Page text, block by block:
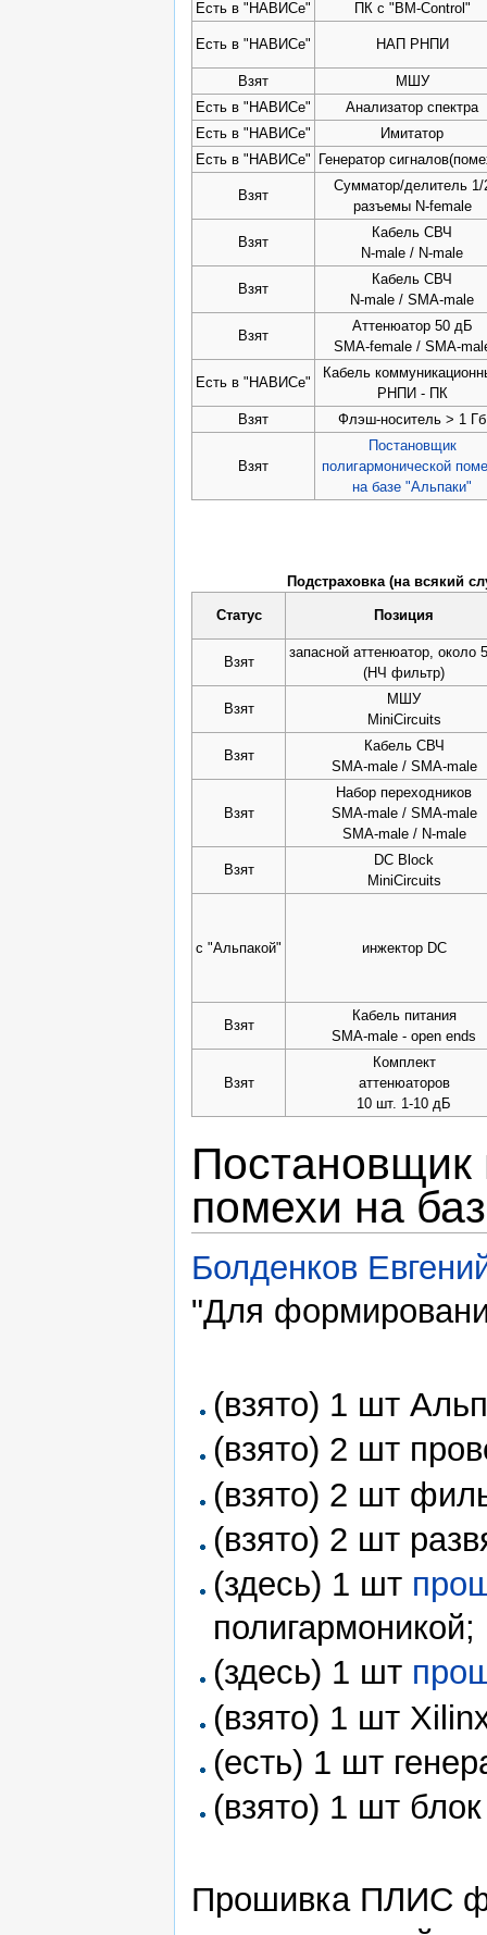
Есть в "НАВИСе"
ПК с "BM-Control"
Есть в "НАВИСе" НАП РНПИ
Взят
МШУ
Есть в "НАВИСе"
Анализатор спектра
Есть в "НАВИСе"
Имитатор
Есть в "НАВИСе"
Генератор
Взят
Сумматор/делитель 1/
разъемы N-female
Взят
Кабель СВЧ
N-male / N-male
Взят
Кабель СВЧ
N-male / SMA-male
Взят
Аттенюатор 50 дБ
SMA-female / SMA-
Есть в "НАВИСе"
Кабель
РНПИ - ПК
Взят
Флэш-носитель > 1 Гб
Взят
Постановщик
полигармонической
на базе "Альпаки"
Подстраховка (на всякий
Статус Позиция
Взят
запасной аттенюатор, около
(НЧ фильтр)
Взят
МШУ
MiniCircuits
Взят
Кабель СВЧ
SMA-male / SMA-male
Взят
Набор переходников
SMA-male / SMA-male
SMA-male / N-male
Взят
DC Block
MiniCircuits
с "Альпакой" инжектор DC
Взят
Кабель питания
SMA-male - open ends
Взят
Комплект
аттенюаторов
10 шт. 1-10 дБ
Постановщик
помехи на
Болденков
"Для
(взято) 1 шт
(взято) 2 шт
(взято) 2 шт
(взято) 2 шт
(здесь) 1 шт
полигармоникой;
(здесь) 1 шт
(взято) 1 шт
(есть) 1 шт
(взято) 1 шт
Прошивка ПЛИС